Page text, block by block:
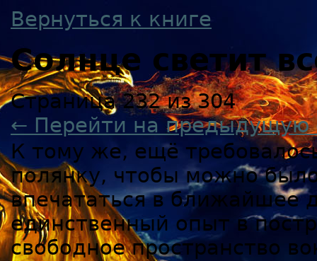
Вернуться к книге
Солнце светит
Страница 232 из 304
← Перейти на предыдущую
К тому же, ещё
полянку, чтобы можно
впечататься в ближайшее
единственный опыт в
свободное пространство